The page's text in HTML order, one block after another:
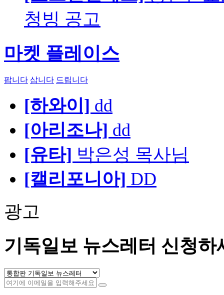
청빙 공고
마켓 플레이스
팝니다 삽니다 드립니다
[하와이] dd
[아리조나] dd
[유타] 박은성 목사님
[캘리포니아] DD
광고
기독일보 뉴스레터 신청하